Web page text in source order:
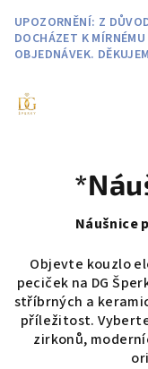
obsah
UPOZORNĚNÍ: Z
DOCHÁZET K
OBJEDNÁVEK.
Náušnice
Objevte kouzlo
peciček na DG
stříbrných a
příležitost.
zirkonů,